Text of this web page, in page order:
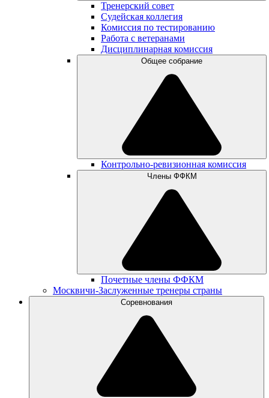
Тренерский совет
Судейская коллегия
Комиссия по тестированию
Работа с ветеранами
Дисциплинарная комиссия
Общее собрание
Контрольно-ревизионная комиссия
Члены ФФКМ
Почетные члены ФФКМ
Москвичи-Заслуженные тренеры страны
Соревнования